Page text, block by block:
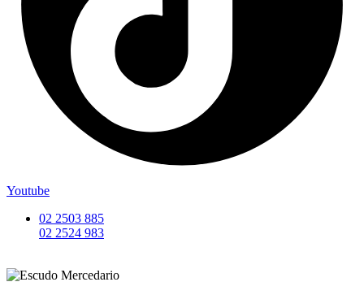
Youtube
02 2503 885
02 2524 983